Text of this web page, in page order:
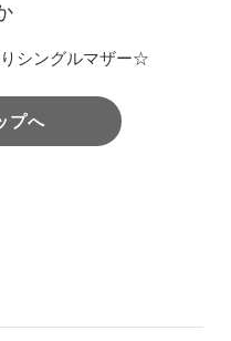
シングルマザー☆
プへ